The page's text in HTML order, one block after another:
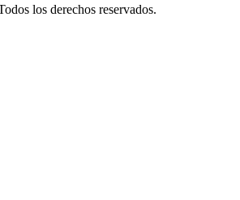
los derechos reservados.